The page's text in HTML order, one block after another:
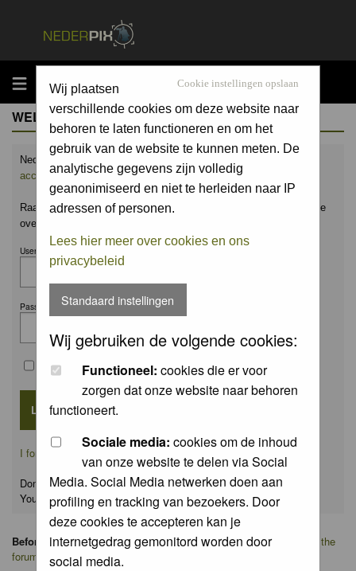
MENU Cookie instellingen opslaan
Wij plaatsen
verschillende cookies om deze website naar
behoren te laten functioneren en om het
gebruik van de website te kunnen meten. De
analytische gegevens zijn volledig
geanonimiseerd en niet te herleiden naar IP
adressen of personen.
Lees hier meer over cookies en ons
privacybeleid
Standaard instellingen
Wij gebruiken de volgende cookies:
Functioneel: cookies die er voor
zorgen dat onze website naar behoren
functioneert.
Sociale media: cookies om de inhoud
van onze website te delen via Social
Media. Social Media netwerken doen aan
profiling en tracking van bezoekers. Door
deze cookies te accepteren kan je
internetgedrag gemonitord worden door
social media.
WELCOME GUEST
Nederpix.nl is hét platform voor de natuurfotograaf.
account aanen upload ook jouw mooiste foto's.
Raak geïnspireerd door het werk van anderen en leer en praat mee
over alles wat bij natuurfotografie komt kijken!
Username:
Password:
Remember me
I forgot my password
Don't have an account yet?
You canregisterfor FREE
Before you ask your question:pleaseread the FAQor search on the
forum
first.